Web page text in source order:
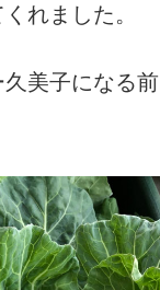
れました。
美子になる